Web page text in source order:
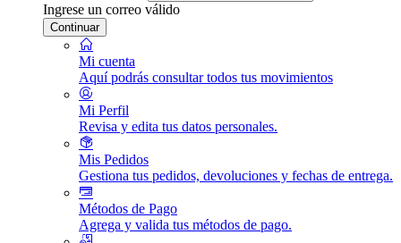
Ingrese un correo válido
Continuar
Mi cuenta
Aquí podrás consultar todos tus movimientos
Mi Perfil
Revisa y edita tus datos personales.
Mis Pedidos
Gestiona tus pedidos, devoluciones y fechas de entrega.
Métodos de Pago
Agrega y valida tus métodos de pago.